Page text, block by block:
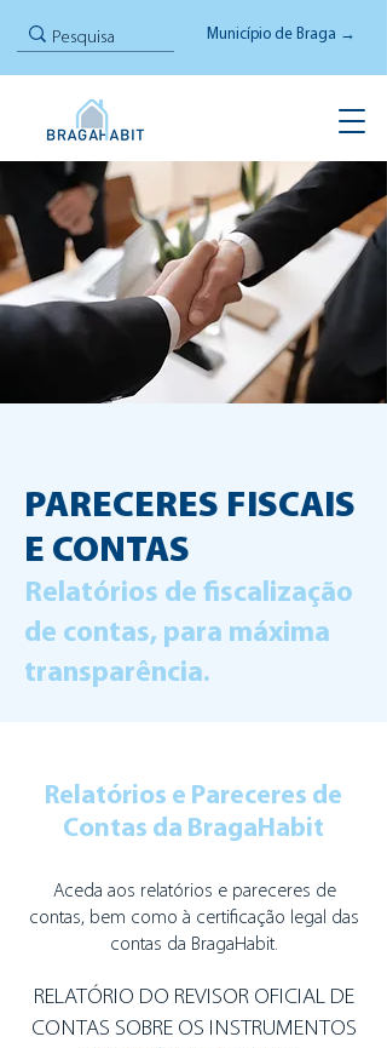
Município de Braga →
PARECERES FISCAIS
E CONTAS
Relatórios de fiscalização
de contas, para máxima
transparência.
Relatórios e Pareceres de
Contas da BragaHabit
Aceda aos relatórios e pareceres de
contas, bem como à certificação legal das
contas da BragaHabit.
RELATÓRIO DO REVISOR OFICIAL DE
CONTAS SOBRE OS INSTRUMENTOS